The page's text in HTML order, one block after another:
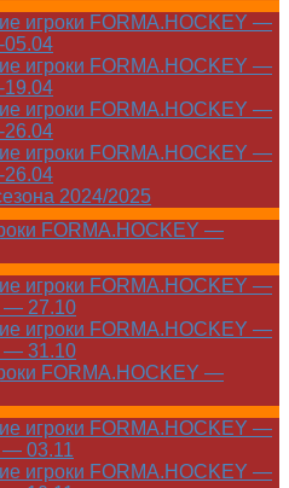
игроки FORMA.HOCKEY —
05.04
игроки FORMA.HOCKEY —
19.04
игроки FORMA.HOCKEY —
26.04
игроки FORMA.HOCKEY —
26.04
2024/2025
FORMA.HOCKEY —
игроки FORMA.HOCKEY —
— 27.10
игроки FORMA.HOCKEY —
— 31.10
FORMA.HOCKEY —
игроки FORMA.HOCKEY —
— 03.11
игроки FORMA.HOCKEY —